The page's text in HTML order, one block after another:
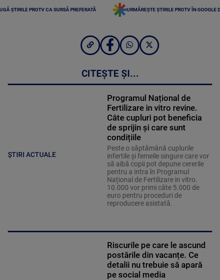
ȘTIRILE PROTV CA SURSĂ PREFERATĂ URMĂREȘTE ȘTIRILE PROTV ÎN GOOGLE
CITEȘTE ȘI...
ȘTIRI ACTUALE
Programul Național de
Fertilizare in vitro revine.
Câte cupluri pot beneficia
de sprijin și care sunt
condițiile
Peste o săptămână cuplurile
infertile și femeile singure care vor
să aibă copii pot depune cererile
pentru a intra în Programul
Național de Fertilizare in vitro.
10.000 vor primi câte 5.000 de
euro pentru proceduri de
reproducere asistată.
Riscurile pe care le ascund
postările din vacanțe. Ce
detalii nu trebuie să apară
pe social media